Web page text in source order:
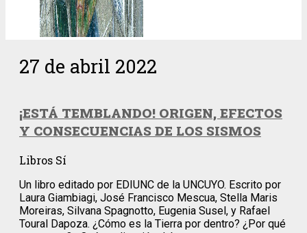
27 de abril 2022
¡ESTÁ TEMBLANDO! ORIGEN, EFECTOS
Y CONSECUENCIAS DE LOS SISMOS
Libros Sí
Un libro editado por EDIUNC de la UNCUYO. Escrito por
Laura Giambiagi, José Francisco Mescua, Stella Maris
Moreiras, Silvana Spagnotto, Eugenia Susel, y Rafael
Toural Dapoza. ¿Cómo es la Tierra por dentro? ¿Por qué